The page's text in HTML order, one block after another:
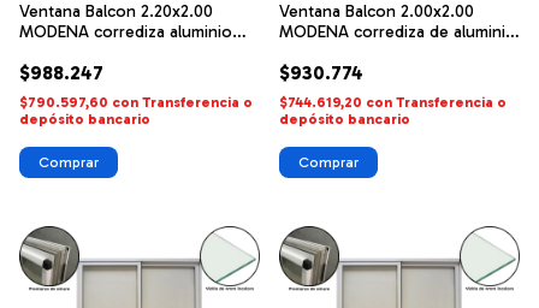
Ventana Balcon 2.20x2.00
MODENA corrediza aluminio
$988.247
$790.597,60 con Transferencia o
depósito bancario
Ventana Balcon 2.00x2.00
MODENA corrediza de aluminio
$930.774
$744.619,20 con Transferencia o
depósito bancario